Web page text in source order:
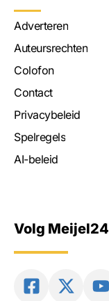
Adverteren
Auteursrechten
Colofon
Contact
Privacybeleid
Spelregels
AI-beleid
Volg Meijel24